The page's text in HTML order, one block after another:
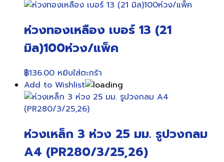
ห่วงทองเหลือง เบอร์ 13 (21
มิล)100ห่วง/แพ็ค
฿136.00 หยิบใส่ตะกร้า
Add to Wishlist
ห่วงเหล็ก 3 ห่วง 25 มม. รูปวงกลม
A4 (PR280/3/25,26)